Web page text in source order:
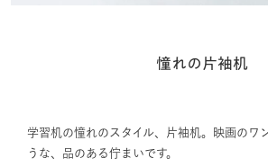
憧れの片袖机
学習机の憧れのスタイル、片袖机。映画のワ
うな、品のある佇まいです。